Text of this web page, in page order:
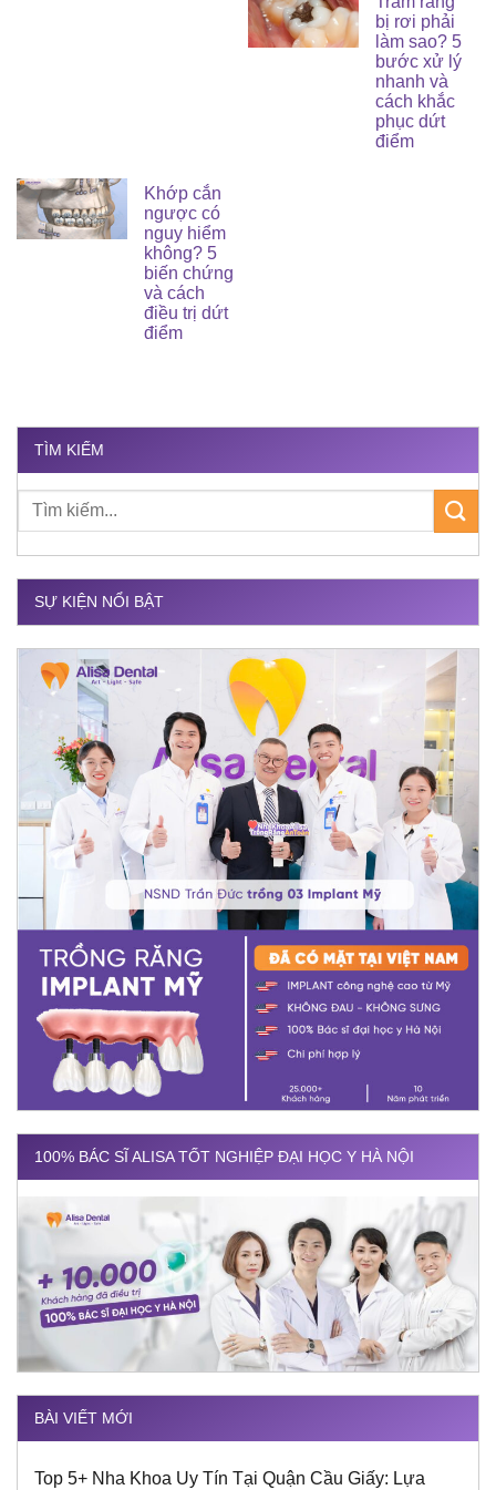
bị rơi phải
làm sao? 5
bước xử lý
nhanh và
cách khắc
phục dứt
điểm
Khớp cắn
ngược có
nguy hiểm
không? 5
biến chứng
và cách
điều trị dứt
điểm
TÌM KIẾM
SỰ KIỆN NỔI BẬT
100% BÁC SĨ ALISA TỐT NGHIỆP ĐẠI HỌC Y HÀ NỘI
BÀI VIẾT MỚI
Top 5+ Nha Khoa Uy Tín Tại Quận Cầu Giấy: Lựa